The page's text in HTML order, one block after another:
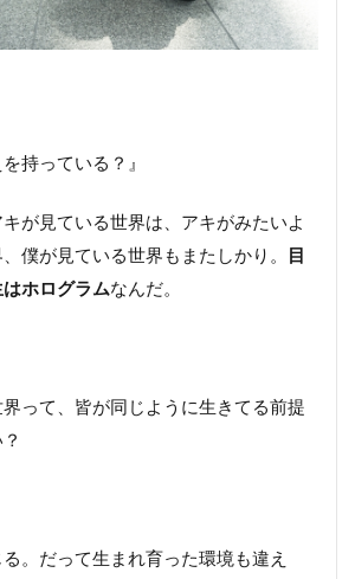
持っている？』
が見ている世界は、アキがみたいよ
僕が見ている世界もまたしかり。
目
ホログラムなんだ。
って、皆が同じように生きてる前提
。だって生まれ育った環境も違え